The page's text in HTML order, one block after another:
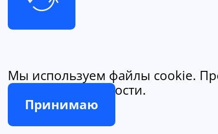
Мы используем файлы cookie.
конфиденциальности.
Принимаю